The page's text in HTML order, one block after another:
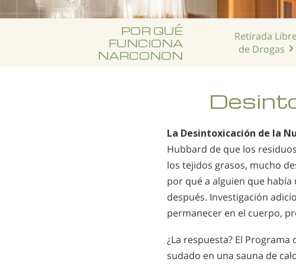
POR QUÉ
FUNCIONA
NARCONON
Retirada Libre
de Drogas
La Desintoxicación de la
Hubbard de que los
los tejidos grasos, mucho
por qué a alguien que había
después. Investigación
permanecer en el cuerpo,
¿La respuesta? El
sudado en una sauna de